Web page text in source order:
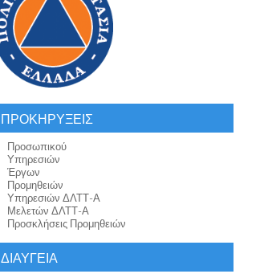
ΠΡΟΚΗΡΥΞΕΙΣ
Προσωπικού
Υπηρεσιών
Έργων
Προμηθειών
Υπηρεσιών ΔΛΤΤ-Α
Μελετών ΔΛΤΤ-Α
Προσκλήσεις Προμηθειών
ΔΙΑΥΓΕΙΑ